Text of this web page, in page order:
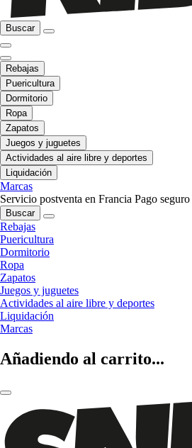
Buscar
Rebajas
Puericultura
Dormitorio
Ropa
Zapatos
Juegos y juguetes
Actividades al aire libre y deportes
Liquidación
Marcas
Servicio postventa en Francia Pago seguro
Buscar
Rebajas
Puericultura
Dormitorio
Ropa
Zapatos
Juegos y juguetes
Actividades al aire libre y deportes
Liquidación
Marcas
Añadiendo al carrito...